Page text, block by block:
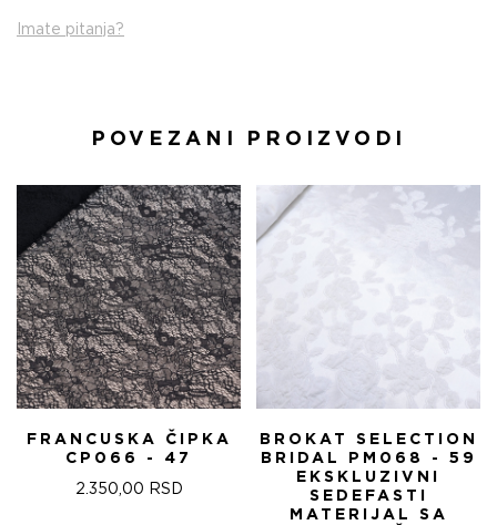
Imate pitanja?
POVEZANI PROIZVODI
FRANCUSKA ČIPKA
CP066 - 47
2.350,00 RSD
BROKAT SELECTION
BRIDAL PM068 - 59
EKSKLUZIVNI
SEDEFASTI
MATERIJAL SA